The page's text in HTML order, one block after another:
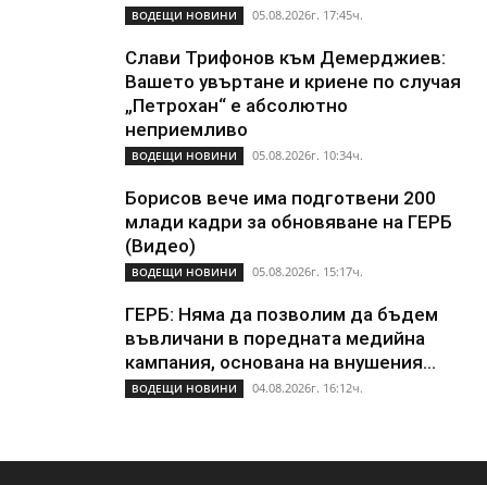
ВОДЕЩИ НОВИНИ 05.08.2026г. 17:45ч.
Слави Трифонов към Демерджиев:
Вашето увъртане и криене по случая
„Петрохан“ е абсолютно
неприемливо
ВОДЕЩИ НОВИНИ 05.08.2026г. 10:34ч.
Борисов вече има подготвени 200
млади кадри за обновяване на ГЕРБ
(Видео)
ВОДЕЩИ НОВИНИ 05.08.2026г. 15:17ч.
ГЕРБ: Няма да позволим да бъдем
въвличани в поредната медийна
кампания, основана на внушения...
ВОДЕЩИ НОВИНИ 04.08.2026г. 16:12ч.